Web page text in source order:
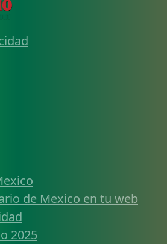
de Mexico en tu web
2025